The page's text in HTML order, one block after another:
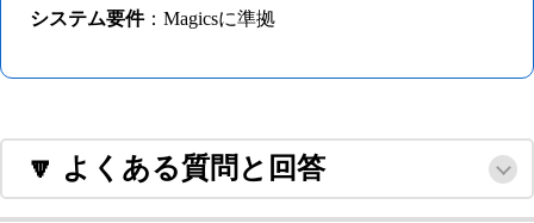
システム要件：Magicsに準拠
🔽 よくある質問と回答